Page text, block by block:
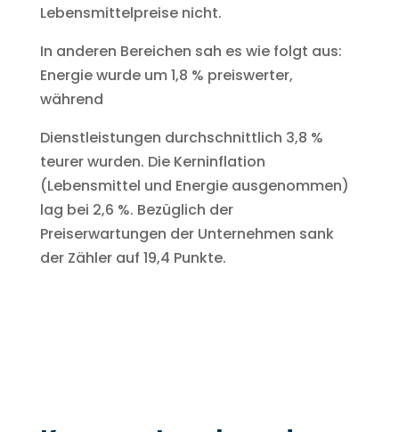
Lebensmittelpreise nicht.
In anderen Bereichen sah es wie folgt aus:
Energie wurde um 1,8 % preiswerter,
während
Dienstleistungen durchschnittlich 3,8 %
teurer wurden. Die Kerninflation
(Lebensmittel und Energie ausgenommen)
lag bei 2,6 %. Bezüglich der
Preiserwartungen der Unternehmen sank
der Zähler auf 19,4 Punkte.